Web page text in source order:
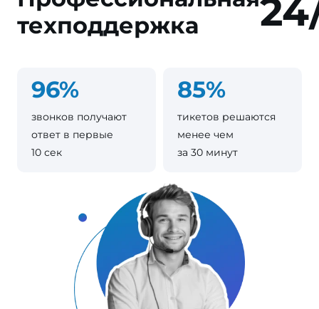
техподдержка
96%
звонков получают
ответ в первые
10 сек
85%
тикетов решаются
менее чем
за 30 минут